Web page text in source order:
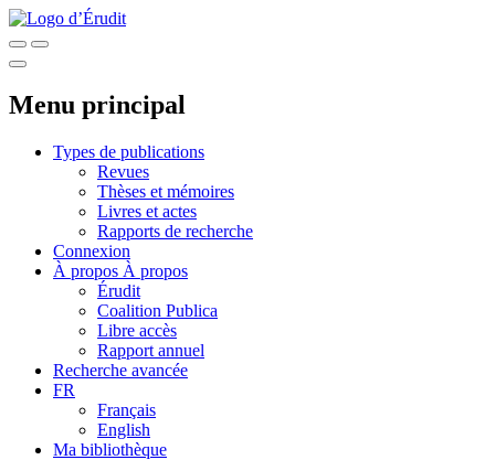
Menu principal
Types de publications
Revues
Thèses et mémoires
Livres et actes
Rapports de recherche
Connexion
À propos À propos
Érudit
Coalition Publica
Libre accès
Rapport annuel
Recherche avancée
FR
Français
English
Ma bibliothèque